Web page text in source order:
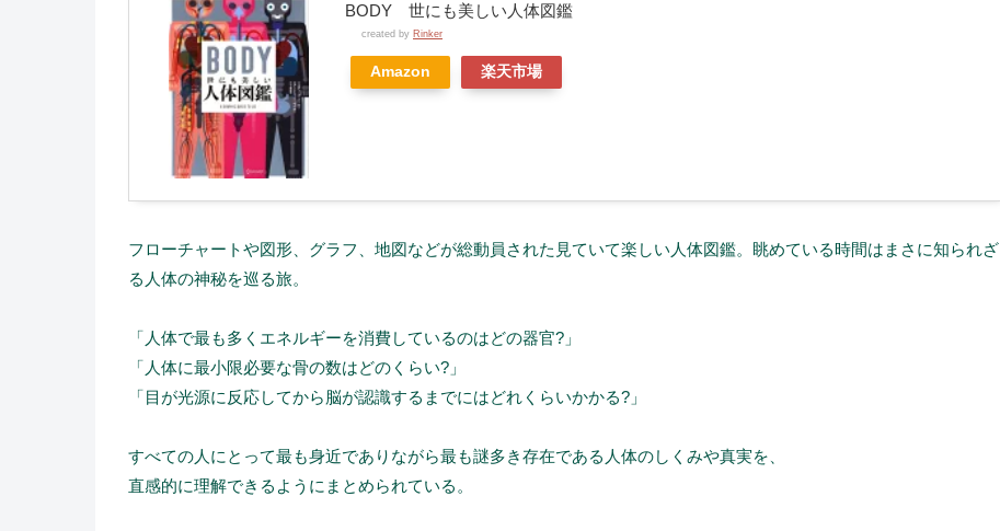
BODY 世にも美しい人体図鑑
created by Rinker
Amazon 楽天市場
フローチャートや図形、グラフ、地図などが総動員された見ていて楽しい人体図鑑。眺めている時間はまさに知られざ
る人体の神秘を巡る旅。
「人体で最も多くエネルギーを消費しているのはどの器官?」
「人体に最小限必要な骨の数はどのくらい?」
「目が光源に反応してから脳が認識するまでにはどれくらいかかる?」
すべての人にとって最も身近でありながら最も謎多き存在である人体のしくみや真実を、
直感的に理解できるようにまとめられている。